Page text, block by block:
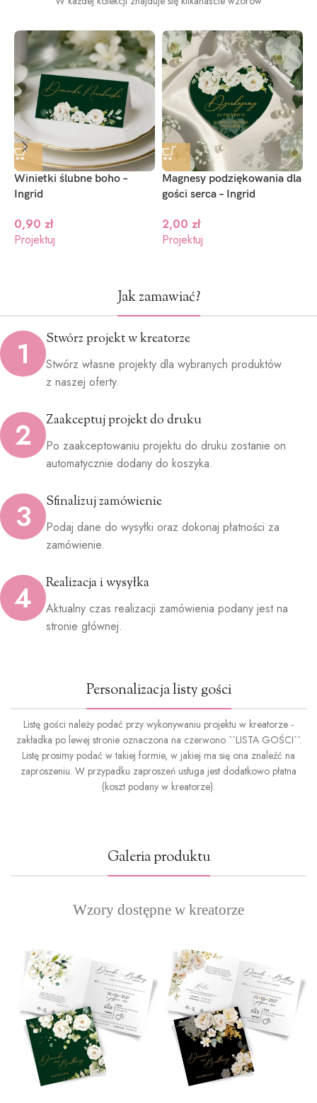
Ciemny
niebieski
(+1.2zł)
Ciemny
granat
(+1.2zł)
Jasno
zielony
(+1.2zł)
Winietki ślubne boho –
Ingrid
0,90 zł
Projektuj
Magnesy podziękowania dla
gości serca – Ingrid
2,00 zł
Projektuj
Jak zamawiać?
1 Stwórz projekt w kreatorze
Stwórz własne projekty dla wybranych produktów
z naszej oferty.
2 Zaakceptuj projekt do druku
Po zaakceptowaniu projektu do druku zostanie on
automatycznie dodany do koszyka.
3 Sfinalizuj zamówienie
Podaj dane do wysyłki oraz dokonaj płatności za
zamówienie.
4 Realizacja i wysyłka
Aktualny czas realizacji zamówienia podany jest na
stronie głównej.
Personalizacja listy gości
Listę gości należy podać przy wykonywaniu projektu w kreatorze -
zakładka po lewej stronie oznaczona na czerwono ``LISTA GOŚCI``.
Listę prosimy podać w takiej formie, w jakiej ma się ona znaleźć na
zaproszeniu. W przypadku zaproszeń usługa jest dodatkowo płatna
(koszt podany w kreatorze).
Galeria produktu
Wzory dostępne w kreatorze